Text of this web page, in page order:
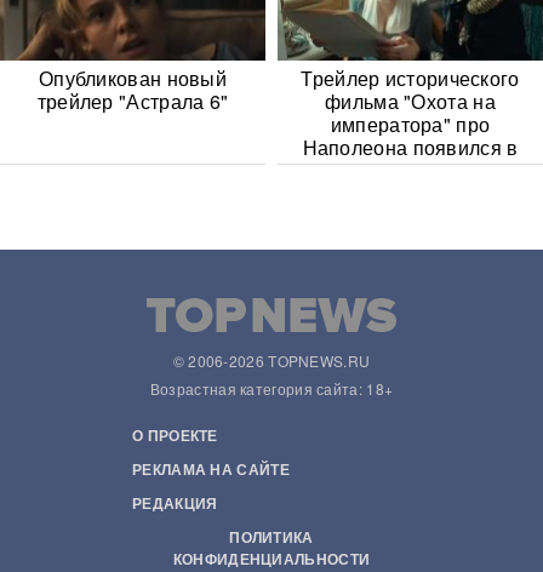
Опубликован новый
трейлер "Астрала 6"
Трейлер исторического
фильма "Охота на
императора" про
Наполеона появился в
Сети
© 2006-2026 TOPNEWS.RU
Возрастная категория сайта: 18+
О ПРОЕКТЕ
РЕКЛАМА НА САЙТЕ
РЕДАКЦИЯ
ПОЛИТИКА
КОНФИДЕНЦИАЛЬНОСТИ